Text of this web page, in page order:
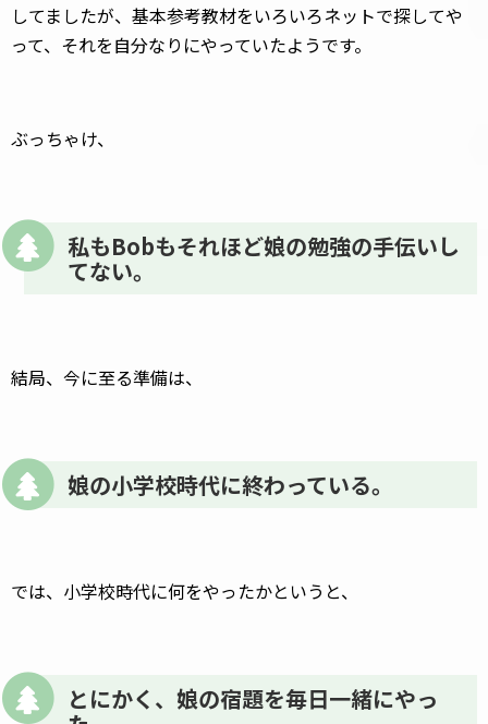
してましたが、基本参考教材をいろいろネットで探してや
って、それを自分なりにやっていたようです。
ぶっちゃけ、
私もBobもそれほど娘の勉強の手伝いし
てない。
結局、今に至る準備は、
娘の小学校時代に終わっている。
では、小学校時代に何をやったかというと、
とにかく、娘の宿題を毎日一緒にやっ